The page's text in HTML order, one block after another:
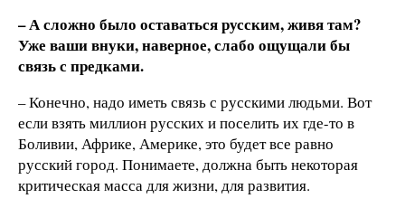
–Асложно было оставаться русским, живя там?
Уже ваши внуки, наверное, слабо ощущали бы
связь с предками.
– Конечно, надо иметь связь с русскими людьми. Вот
если взять миллион русских и поселить их где-то в
Боливии, Африке, Америке, это будет все равно
русский город. Понимаете, должна быть некоторая
критическая масса для жизни, для развития.